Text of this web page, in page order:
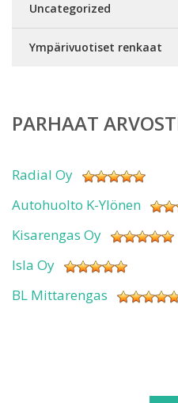
Uncategorized
Ympärivuotiset renkaat
PARHAAT
Radial Oy
Autohuolto K-Ylönen
Kisarengas Oy
Isla Oy
BL Mittarengas